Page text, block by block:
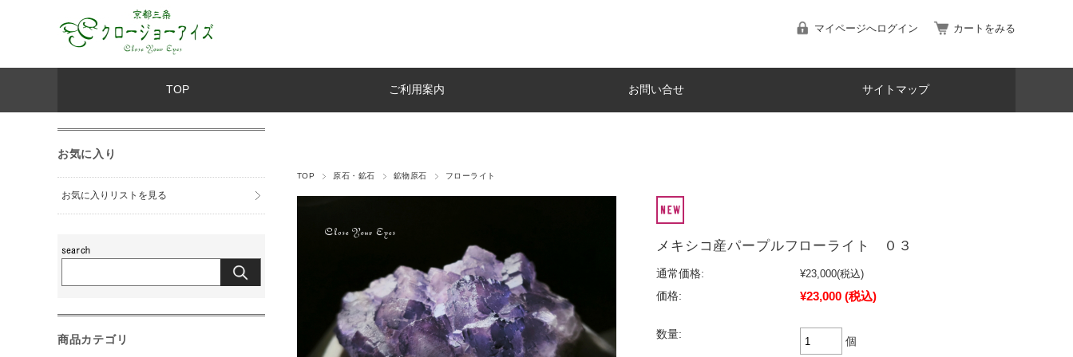
マイページへログイン カートをみる
TOP ご利用案内 お問い合せ サイトマップ
TOP 原石・鉱石 鉱物原石 フローライト
メキシコ産パープルフローライト ０３
通常価格: ¥23,000(税込)
価格:
¥23,000 (税込)
数量:
個
お気に入り
お気に入りリストを見る
商品カテゴリ